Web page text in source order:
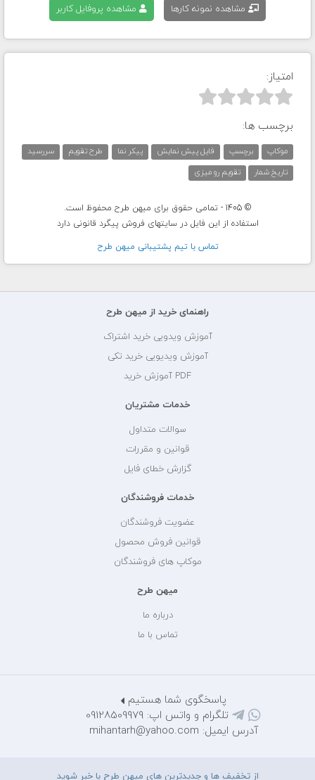
مشاهده نمونه کارها مشاهده پروفایل کاربر
امتیاز:



برچسب ها:
موکاپ برچسپ فایل پیش نمایش پیکر نما طرح تقویم
سررسید
تاریخ شمار
تقویم رو میزی
© 1405 - تمامی حقوق برای میهن طرح محفوظ است.
استفاده از این فایل در سایتهای فروش پیگرد قانونی دارد
تماس با تيم پشتيبانی ميهن طرح
راهنمای خرید از میهن طرح
آموزش ویدویی خرید اشتراک
آموزش ویدیویی خرید تکی
PDF آموزش خرید
خدمات مشتریان
سوالات متداول
قوانین و مقررات
گزارش خطای فایل
خدمات فروشندگان
عضویت فروشندگان
قوانین فروش محصول
موکاپ های فروشندگان
میهن طرح
درباره ما
تماس با ما
پاسخگوی شما هستیم
تلگرام و واتس اپ: 09128509979
آدرس ایمیل: mihantarh@yahoo.com
از تخفیف ها و جدیدترین های میهن طرح با خبر شوید